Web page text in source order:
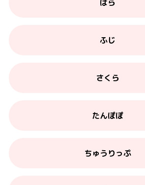
ばら
ふじ
さくら
たんぽぽ
ちゅうりっぷ